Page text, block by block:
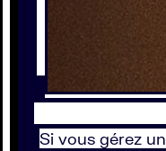
Si vous gérez